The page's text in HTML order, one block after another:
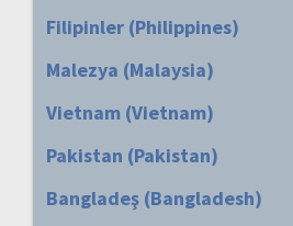
Filipinler (Philippines)
Malezya (Malaysia)
Vietnam (Vietnam)
Pakistan (Pakistan)
Bangladeş (Bangladesh)